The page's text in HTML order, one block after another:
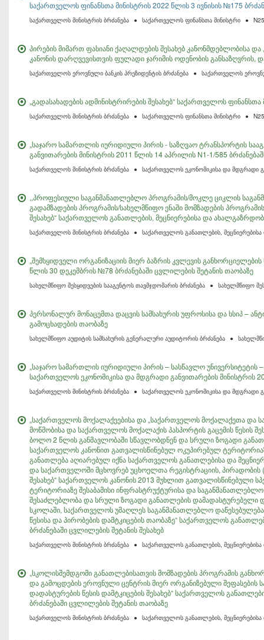
საქართველოს ფინანსთა მინისტრის 2022 წლის 3 ივნისის №175
საქართველოს მინისტრის ბრძანება ● საქართველოს ფინანსთა მინისტრი ●
პირების მიმართ ფასიანი ქაღალდების შესახებ კანონმდებლობისა
კანონის დარღვევისთვის ფულადი ჯარიმის ოდენობის განსაზღვრის,
საქართველოს ეროვნული ბანკის პრეზიდენტის ბრძანება ● საქართველოს
„გადასახადების ადმინისტრირების შესახებ“ საქართველოს
საქართველოს მინისტრის ბრძანება ● საქართველოს ფინანსთა მინისტრი ●
„საჯარო სამართლის იურიდიული პირის - საზღვაო ტრანსპორტის
განვითარების მინისტრის 2011 წლის 14 აპრილის N1-1/585
საქართველოს მინისტრის ბრძანება ● საქართველოს ეკონომიკისა და მდგრადი
,,პროფესიული საგანმანათლებლო პროგრამის/მოკლე ციკლის
გადამზადების პროგრამის/სახელმწიფო ენაში მომზადების
შესახებ“ საქართველოს განათლების, მეცნიერებისა და
საქართველოს მინისტრის ბრძანება ● საქართველოს განათლების,
„შემსყიდველი ორგანიზაციის მიერ ბაზრის კვლევის
წლის 30 დეკემბრის №78 ბრძანებაში ცვლილების შეტანის თაობაზე
სახელმწიფო შესყიდვების სააგენტოს თავმჯდომარის ბრძანება ● სახელმწიფო
პერსონალურ მონაცემთა დაცვის სამსახურის უფროსისა და სსიპ
გამოცხადების თაობაზე
სახელმწიფო აუდიტის სამსახურის გენერალური აუდიტორის ბრძანება ●
„საჯარო სამართლის იურიდიული პირის – სასწავლო უნივერსიტეტის –
საქართველოს ეკონომიკისა და მდგრადი განვითარების მინისტრის
საქართველოს მინისტრის ბრძანება ● საქართველოს ეკონომიკისა და მდგრადი
„საქართველოს მოქალაქეებისა და „საქართველოს მოქალაქეთა და
მოწმობისა და საქართველოს მოქალაქის პასპორტის გაცემის წესის
ბოლო 2 წლის განმავლობაში სწავლობდნენ და სრული ზოგადი
საქართველოს კანონით გათვალისწინებულ ოკუპირებულ
განათლება აღიარებულ იქნა საქართველოს განათლებისა და
და საქართველოში მცხოვრებ უცხოელთა რეგისტრაციის, პირადობის
შესახებ“ საქართველოს კანონის 2013 მუხლით გათვალისწინებული
ტერიტორიაზე შესაბამისი ინფრასტრუქტურისა და
შესაძლებლობა და სრული ზოგადი განათლების დამადასტურებელი
სკოლაში, საქართველოს უმაღლეს საგანმანათლებლო
წესისა და პირობების დამტკიცების თაობაზე“ საქართველოს
ბრძანებაში ცვლილების შეტანის შესახებ
საქართველოს მინისტრის ბრძანება ● საქართველოს განათლების,
„სკოლისშემდგომი განათლებისათვის მომზადების პროგრამის
და გამოცდების ეროვნული ცენტრის მიერ ორგანიზებული
დადასტურების წესის დამტკიცების შესახებ“ საქართველოს
ბრძანებაში ცვლილების შეტანის თაობაზე
საქართველოს მინისტრის ბრძანება ● საქართველოს განათლების,